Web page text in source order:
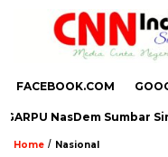
FACEBOOK.COM
NasDem Sumbar
Home / Nasional